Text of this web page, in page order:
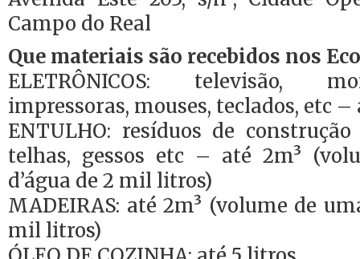
Campo do Real
Que materiais são recebidos nos
ELETRÔNICOS: televisão,
impressoras, mouses, teclados, etc
ENTULHO: resíduos de
telhas, gessos etc – até 2m³
d’água de 2 mil litros)
MADEIRAS: até 2m³ (volume de
mil litros)